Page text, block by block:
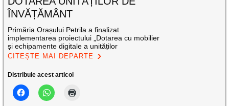
ÎNVĂȚĂMÂNT
Primăria Orașului Petrila a finalizat
implementarea proiectului „Dotarea cu mobilier
și echipamente digitale a unităților
CITEȘTE MAI DEPARTE
Distribuie acest articol